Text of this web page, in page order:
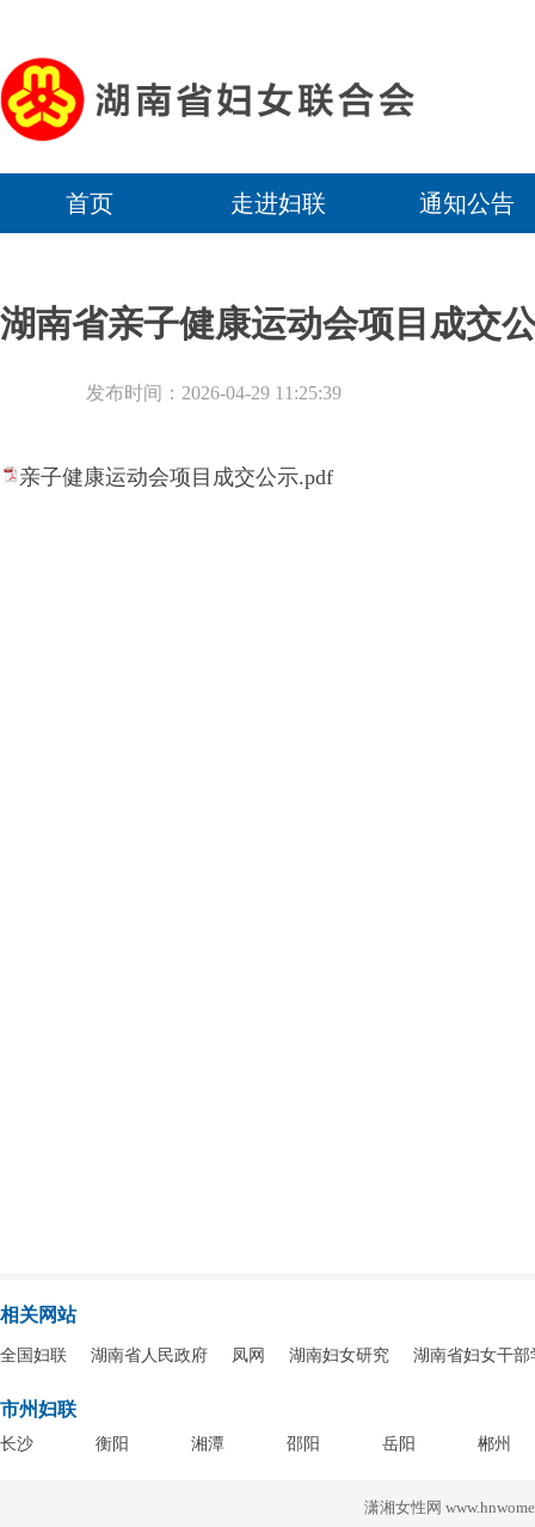
首页 走进妇联 通知公告
湖南省亲子健康运动会项目成交
发布时间：2026-04-29 11:25:39
亲子健康运动会项目成交公示.pdf
相关网站
全国妇联 湖南省人民政府 凤网 湖南妇女研究 湖南省妇女干部
市州妇联
长沙 衡阳 湘潭 邵阳 岳阳 郴州
潇湘女性网